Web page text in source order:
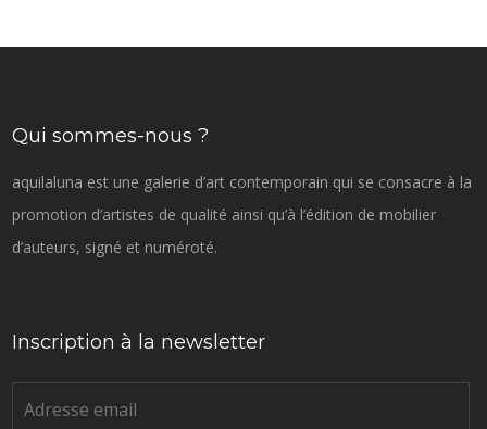
Qui sommes-nous ?
aquilaluna est une galerie d’art contemporain qui se consacre à la
promotion d’artistes de qualité ainsi qu’à l’édition de mobilier
d’auteurs, signé et numéroté.
Inscription à la newsletter